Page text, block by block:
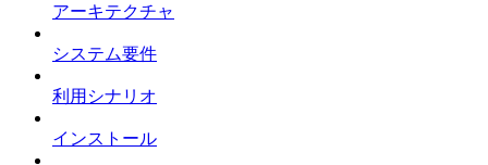
アーキテクチャ
システム要件
利用シナリオ
インストール